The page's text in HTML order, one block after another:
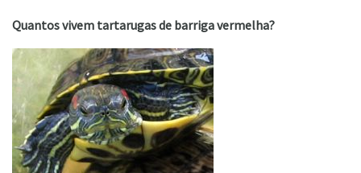
Quantos vivem tartarugas de barriga vermelha?